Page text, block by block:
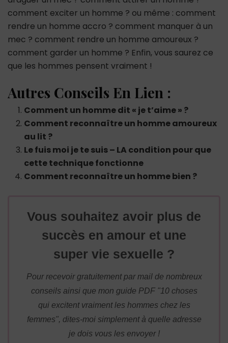
comment exciter un homme ? ou même : comment
rendre un homme accro ? comment manquer à un
mec ? comment rendre un homme amoureux ?
comment garder un homme ? Enfin, vous saurez ce
que les hommes pensent vraiment !
Autres Conseils En Lien :
Comment un homme dit « je t’aime » ?
Comment reconnaître un homme amoureux
au lit ?
Le fuis moi je te suis – LA condition pour que
cette technique fonctionne
Comment reconnaître un homme bien ?
Vous souhaitez avoir plus de
succès en amour et une
super vie sexuelle ?
Pour recevoir gratuitement par mail de nombreux
conseils ainsi que mon guide PDF "10 choses
qui excitent vraiment les hommes chez les
femmes", dites-moi simplement à quelle adresse
je dois vous les envoyer !